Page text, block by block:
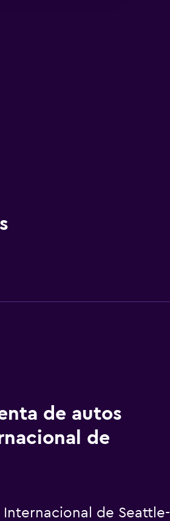
de autos
de
de Seattle-